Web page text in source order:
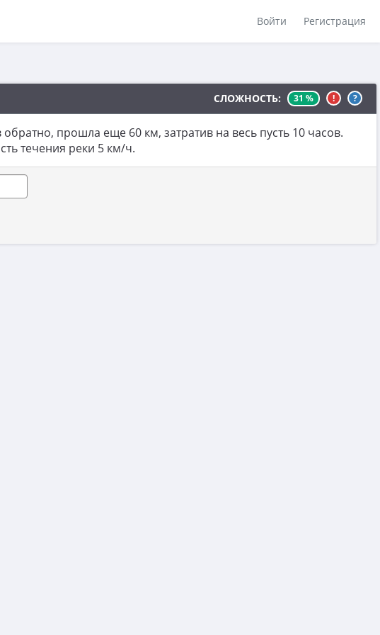
Войти Регистрация
СЛОЖНОСТЬ: 31 % ! ?
прошла еще 60 км, затратив на весь пусть 10 часов.
течения реки 5 км/ч.